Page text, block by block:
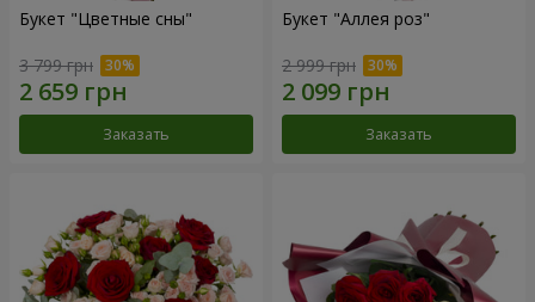
Букет "Цветные сны"
3 799 грн
Заказать
Букет "Аллея роз"
2 999 грн
Заказать